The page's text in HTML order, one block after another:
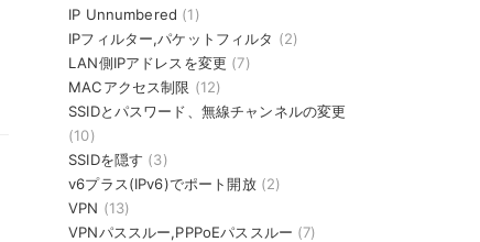
IP Unnumbered (1)
IPフィルター,パケットフィルタ (2)
LAN側IPアドレスを変更 (7)
MACアクセス制限 (12)
SSIDとパスワード、無線チャンネルの変更
(10)
SSIDを隠す (3)
v6プラス(IPv6)でポート開放(2)
VPN (13)
VPNパススルー,PPPoEパススルー (7)